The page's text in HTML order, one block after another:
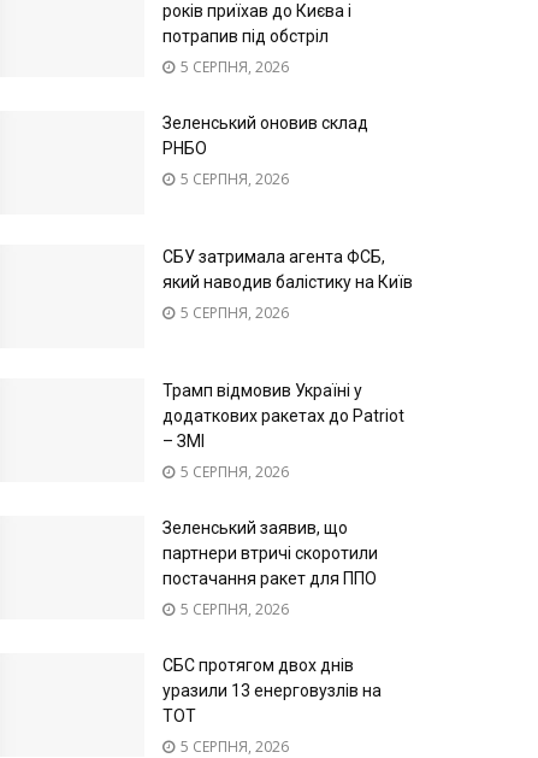
років приїхав до Києва і
потрапив під обстріл
5 СЕРПНЯ, 2026
Зеленський оновив склад
РНБО
5 СЕРПНЯ, 2026
СБУ затримала агента ФСБ,
який наводив балістику на Київ
5 СЕРПНЯ, 2026
Трамп відмовив Україні у
додаткових ракетах до Patriot
– ЗМІ
5 СЕРПНЯ, 2026
Зеленський заявив, що
партнери втричі скоротили
постачання ракет для ППО
5 СЕРПНЯ, 2026
СБС протягом двох днів
уразили 13 енерговузлів на
ТОТ
5 СЕРПНЯ, 2026